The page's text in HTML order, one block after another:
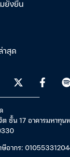
ยั่งยืน
าสุด
ชั้น 17 อาคารมหาทุน
ษีอากร: